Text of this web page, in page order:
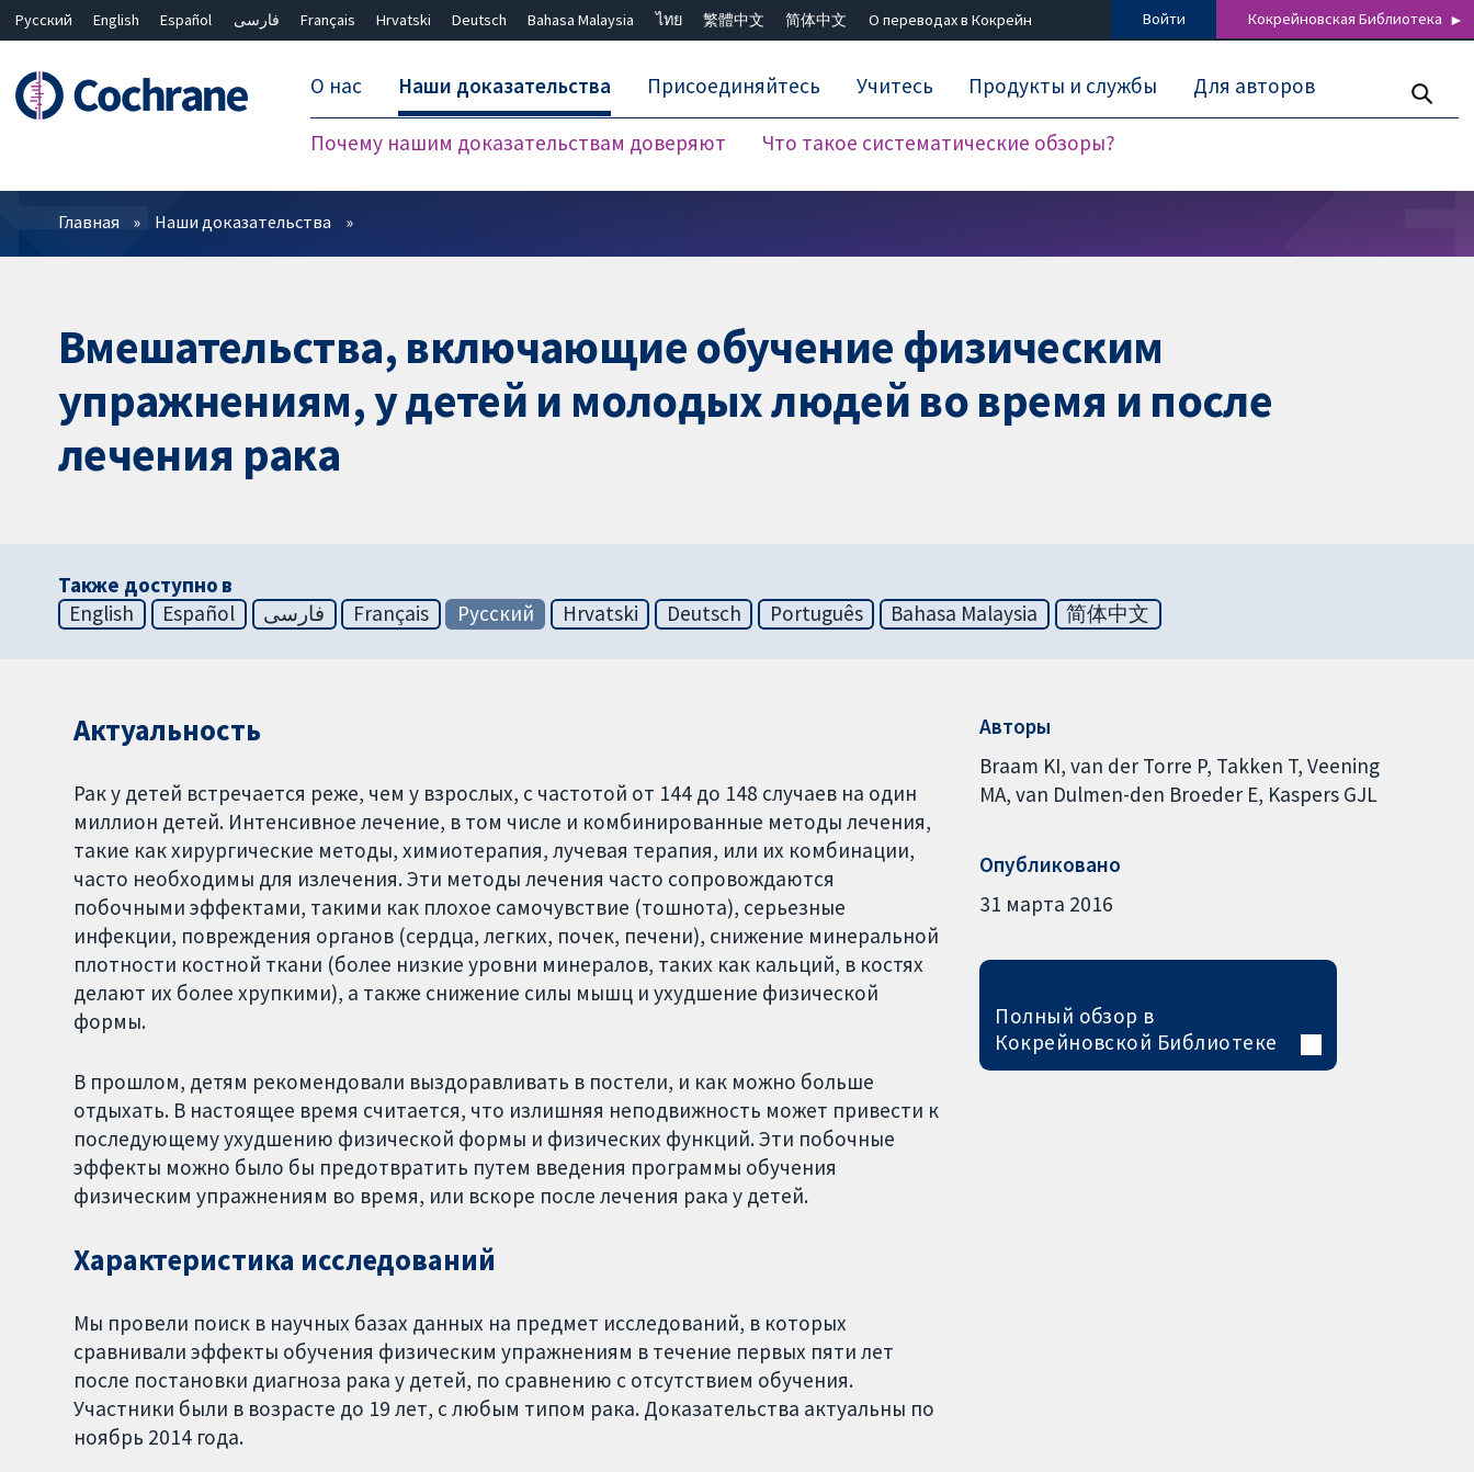
Русский English Español فارسی Français Hrvatski Deutsch Bahasa Malaysia ไทย 繁體中文 简体中文 О переводах в Кокрейн Войти Кокрейновская Библиотека
О нас Наши доказательства
Почему нашим доказательствам доверяют Что такое систематические обзоры?
Присоединяйтесь Учитесь Продукты и службы Для авторов
Фильтры
Главная Наши доказательства
Вмешательства, включающие обучение физическим
упражнениям, у детей и молодых людей во время и после
лечения рака
Также доступно в
English
Español فارسی Français Русский Hrvatski Deutsch Português Bahasa Malaysia 简体中文
Актуальность
Рак у детей встречается реже, чем у взрослых, с частотой от 144 до 148 случаев на один
миллион детей. Интенсивное лечение, в том числе и комбинированные методы лечения,
такие как хирургические методы, химиотерапия, лучевая терапия, или их комбинации,
часто необходимы для излечения. Эти методы лечения часто сопровождаются
побочными эффектами, такими как плохое самочувствие (тошнота), серьезные
инфекции, повреждения органов (сердца, легких, почек, печени), снижение минеральной
плотности костной ткани (более низкие уровни минералов, таких как кальций, в костях
делают их более хрупкими), а также снижение силы мышц и ухудшение физической
формы.
В прошлом, детям рекомендовали выздоравливать в постели, и как можно больше
отдыхать. В настоящее время считается, что излишняя неподвижность может привести к
последующему ухудшению физической формы и физических функций. Эти побочные
эффекты можно было бы предотвратить путем введения программы обучения
физическим упражнениям во время, или вскоре после лечения рака у детей.
Характеристика исследований
Мы провели поиск в научных базах данных на предмет исследований, в которых
сравнивали эффекты обучения физическим упражнениям в течение первых пяти лет
после постановки диагноза рака у детей, по сравнению с отсутствием обучения.
Участники были в возрасте до 19 лет, с любым типом рака. Доказательства актуальны по
ноябрь 2014 года.
Авторы
Braam KI van der Torre P Takken T Veening
MA van Dulmen-den Broeder E Kaspers GJL
Опубликовано
31 марта 2016
Полный обзор в
Кокрейновской Библиотеке